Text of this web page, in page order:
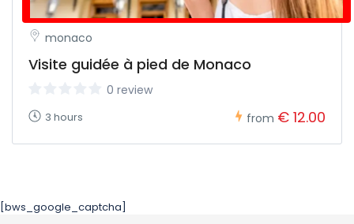
monaco
Visite guidée à pied de Monaco
0 review
3 hours from € 12.00
[bws_google_captcha]